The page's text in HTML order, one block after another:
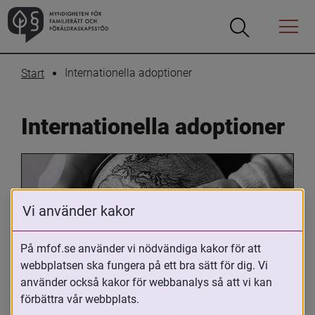
Öppna
Öppna
Menyn
Start Internationella adoptioner
Internationella adoptioner
Oavsett om du är adopterad,
adoptivförälder eller arbetar med
Vi använder kakor
På mfof.se använder vi nödvändiga kakor för att
webbplatsen ska fungera på ett bra sätt för dig. Vi
använder också kakor för webbanalys så att vi kan
förbättra vår webbplats.